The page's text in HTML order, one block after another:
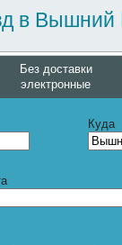
в Вышний
Без доставки
электронные
Куда